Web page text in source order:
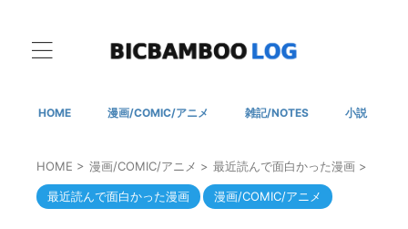
HOME 漫画/COMIC/アニメ 雑記/NOTES 小説
HOME > 漫画/COMIC/アニメ > 最近読んで面白かった漫画 >
最近読んで面白かった漫画 漫画/COMIC/アニメ